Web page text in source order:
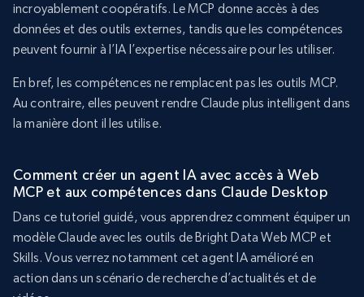
incroyablement coopératifs. Le MCP donne accès à des
données et des outils externes, tandis que les compétences
peuvent fournir à l’IA l’expertise nécessaire pour les utiliser.
En bref, les compétences ne remplacent pas les outils MCP.
Au contraire, elles peuvent rendre Claude plus intelligent dans
la manière dont il les utilise.
Comment créer un agent IA avec accès à Web
MCP et aux compétences dans Claude Desktop
Dans ce tutoriel guidé, vous apprendrez comment équiper un
modèle Claude avec les outils de Bright Data Web MCP et
Skills. Vous verrez notamment cet agent IA amélioré en
action dans un scénario de recherche d’actualités et de